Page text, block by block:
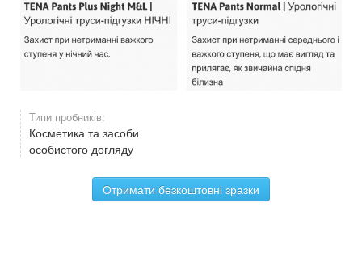
Типи пробників:
Косметика та засоби
особистого догляду
Отримати безкоштовні зразки